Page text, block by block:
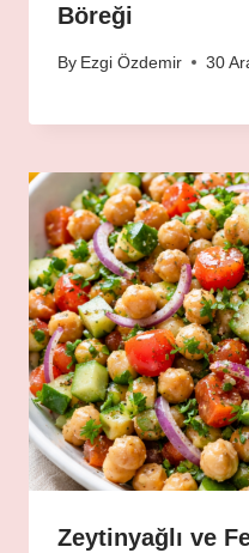
Böreği
By Ezgi Özdemir 30
Zeytinyağlı ve